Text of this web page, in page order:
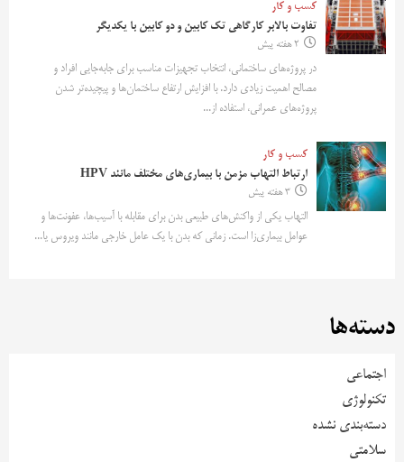
کسب و کار
تفاوت بالابر کارگاهی تک کابین و دو کابین با یکدیگر
2 هفته پیش
در پروژه‌های ساختمانی، انتخاب تجهیزات مناسب برای جابه‌جایی افراد و
مصالح اهمیت زیادی دارد. با افزایش ارتفاع ساختمان‌ها و پیچیده‌تر شدن
پروژه‌های عمرانی، استفاده از...
کسب و کار
ارتباط التهاب مزمن با بیماری‌های مختلف مانند HPV
3 هفته پیش
التهاب یکی از واکنش‌های طبیعی بدن برای مقابله با آسیب‌ها، عفونت‌ها و
عوامل بیماری‌زا است. زمانی که بدن با یک عامل خارجی مانند ویروس یا...
دسته‌ها
اجتماعی
تکنولوژی
دسته‌بندی نشده
سلامتی